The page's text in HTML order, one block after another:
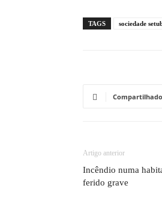
TAGS sociedade
Compartilhado
Artigo anterior
Incêndio numa
ferido grave